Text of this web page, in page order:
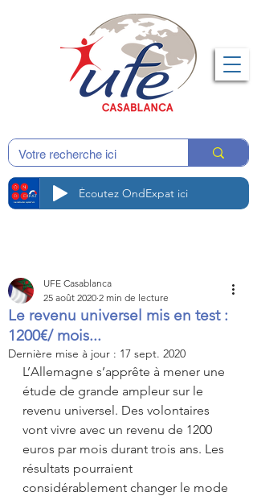
Écoutez OndExpat ici
Le revenu universel mis en test :
1200€/ mois...
UFE Casablanca
25 août 2020 2 min de lecture
Dernière mise à jour : 17 sept. 2020
L’Allemagne s’apprête à mener une
étude de grande ampleur sur le
revenu universel. Des volontaires
vont vivre avec un revenu de 1200
euros par mois durant trois ans. Les
résultats pourraient
considérablement changer le mode